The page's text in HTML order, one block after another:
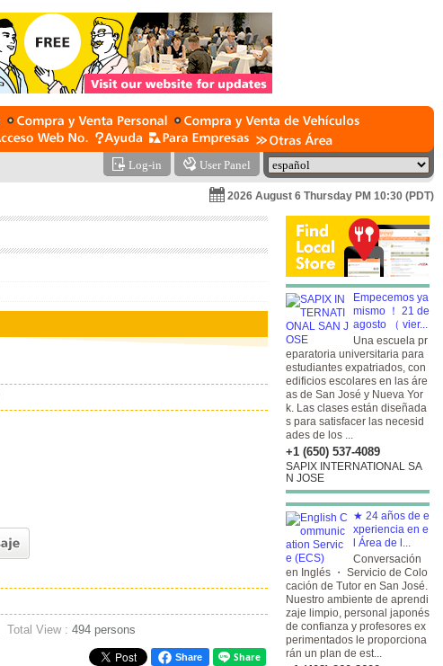
Log-in User Panel
2026 August 6 Thursday PM 10:30 (PDT)
Total View : 494 persons
Share
Empecemos ya
mismo ！ 21 de
agosto （ vier...
Una escuela pr
eparatoria universitaria para
estudiantes expatriados, con
edificios escolares en las áre
as de San José y Nueva Yor
k. Las clases están diseñada
s para satisfacer las necesid
ades de los ...
+1 (650) 537-4089
SAPIX INTERNATIONAL SA
N JOSE
★ 24 años de e
xperiencia en e
l Área de l...
Conversación
en Inglés ・ Servicio de Colo
cación de Tutor en San José.
Nuestro ambiente de aprendi
zaje limpio, personal japonés
de confianza y profesores ex
perimentados le proporciona
rán un plan de est...